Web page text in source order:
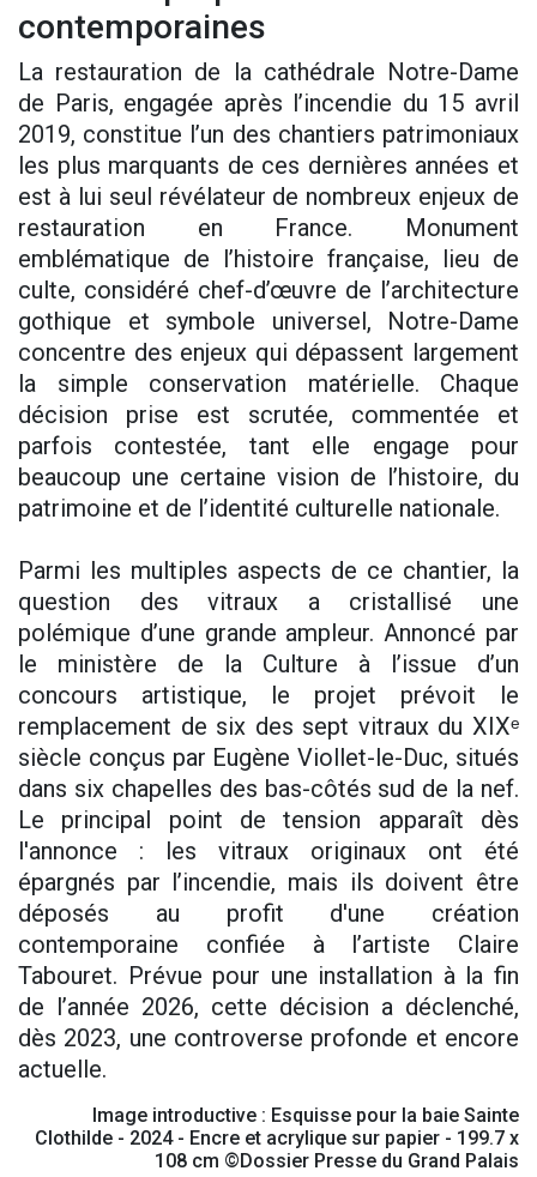
contemporaines
La restauration de la cathédrale Notre-Dame
de Paris, engagée après l’incendie du 15 avril
2019, constitue l’un des chantiers patrimoniaux
les plus marquants de ces dernières années et
est à lui seul révélateur de nombreux enjeux de
restauration en France. Monument
emblématique de l’histoire française, lieu de
culte, considéré chef-d’œuvre de l’architecture
gothique et symbole universel, Notre-Dame
concentre des enjeux qui dépassent largement
la simple conservation matérielle. Chaque
décision prise est scrutée, commentée et
parfois contestée, tant elle engage pour
beaucoup une certaine vision de l’histoire, du
patrimoine et de l’identité culturelle nationale.
Parmi les multiples aspects de ce chantier, la
question des vitraux a cristallisé une
polémique d’une grande ampleur. Annoncé par
le ministère de la Culture à l’issue d’un
concours artistique, le projet prévoit le
remplacement de six des sept vitraux du XIXᵉ
siècle conçus par Eugène Viollet-le-Duc, situés
dans six chapelles des bas-côtés sud de la nef.
Le principal point de tension apparaît dès
l'annonce : les vitraux originaux ont été
épargnés par l’incendie, mais ils doivent être
déposés au profit d'une création
contemporaine confiée à l’artiste Claire
Tabouret. Prévue pour une installation à la fin
de l’année 2026, cette décision a déclenché,
dès 2023, une controverse profonde et encore
actuelle.
Image introductive : Esquisse pour la baie Sainte
Clothilde - 2024 - Encre et acrylique sur papier - 199.7 x
108 cm ©Dossier Presse du Grand Palais